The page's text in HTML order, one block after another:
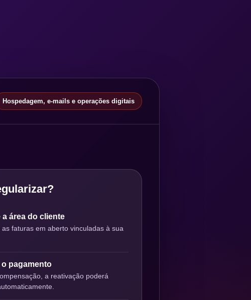
Hospedagem, e-mails e operações digitais
a área do cliente
as faturas em aberto vinculadas à sua
o pagamento
a reativação poderá